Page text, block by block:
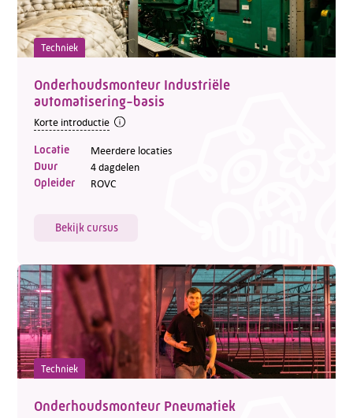
Techniek
Onderhoudsmonteur Industriële
automatisering-basis
Korte introductie
Locatie Meerdere locaties
Duur 4 dagdelen
Opleider ROVC
Bekijk cursus
Techniek
Onderhoudsmonteur Pneumatiek